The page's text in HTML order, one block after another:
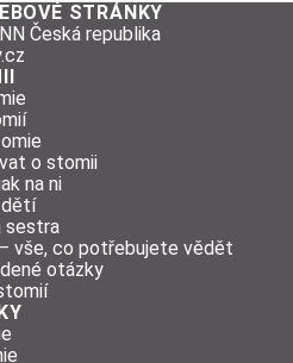
STRÁNKY
Česká republika
o stomii
na ni
dětí
sestra
vše, co potřebujete vědět
otázky